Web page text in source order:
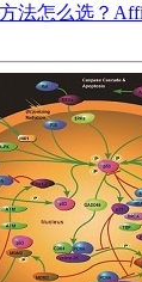
法怎么选？